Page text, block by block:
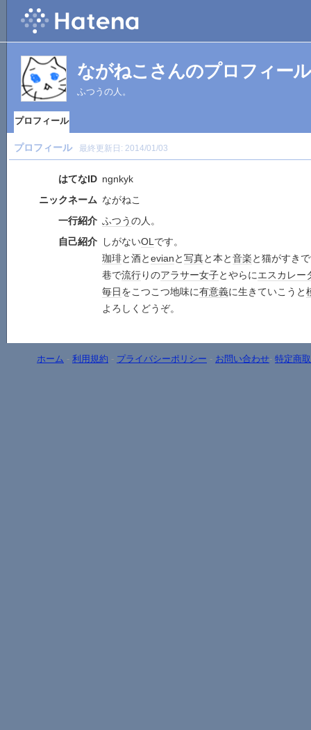
ながねこさんのプロフィール
ふつうの人。
プロフィール
プロフィール 最終更新日: 2014/01/03
はてなID ngnkyk
ニックネーム ながねこ
一行紹介 ふつうの人。
自己紹介
しがないOLです。
珈琲と酒とevianと写真と本と音楽と猫がすき
巷で流行りのアラサー女子とやらにエスカレー
毎日をこつこつ地味に有意義に生きていこうと
よろしくどうぞ。
ホーム - 利用規約 - プライバシーポリシー - お問い合わせ- 特定商